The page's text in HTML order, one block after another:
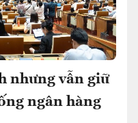
nhưng vẫn giữ
ngân hàng